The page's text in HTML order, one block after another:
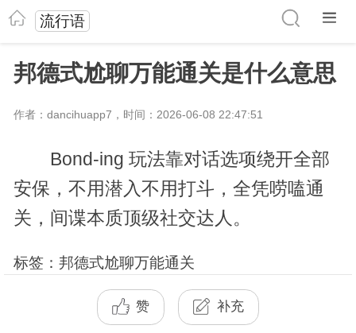
流行语
邦德式尬聊万能通关是什么意思
作者：dancihuapp7，时间：2026-06-08 22:47:51
Bond-ing 玩法靠对话选项绕开全部
安保，不用潜入不用打斗，全凭唠嗑通
关，间谍本质顶级社交达人。
标签：邦德式尬聊万能通关
赞 补充